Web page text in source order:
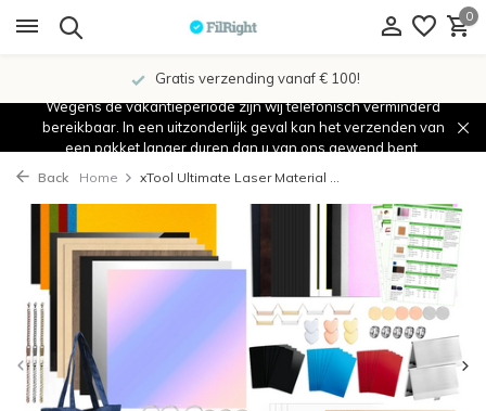
0
Gratis verzending vanaf € 100!
Wegens de vakantieperiode zijn wij telefonisch verminderd
bereikbaar. In een uitzonderlijk geval kan het verzenden van
een pakket langer duren dan u van ons gewend bent.
Back Home xTool Ultimate Laser Material ...